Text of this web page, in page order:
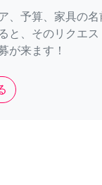
、予算、家具の
と、そのリクエ
が来ます！